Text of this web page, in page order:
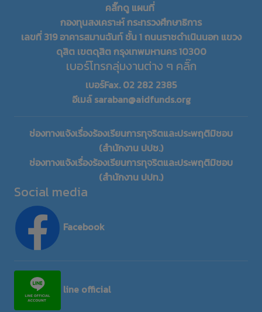
คลิ๊กดู แผนที่
กองทุนสงเคราะห์ กระทรวงศึกษาธิการ
เลขที่ 319 อาคารสมานฉันท์ ชั้น 1 ถนนราชดำเนินนอก แขวง
ดุสิต เขตดุสิต กรุงเทพมหานคร 10300
เบอร์โทรกลุ่มงานต่าง ๆ คลิ๊ก
เบอร์Fax. 02 282 2385
อีเมล์ saraban@aidfunds.org
ช่องทางแจ้งเรื่องร้องเรียนการทุจริตและประพฤติมิชอบ
(สำนักงาน ปปช.)
ช่องทางแจ้งเรื่องร้องเรียนการทุจริตและประพฤติมิชอบ
(สำนักงาน ปปท.)
Social media
Facebook
line official